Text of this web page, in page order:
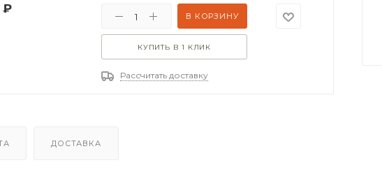
₽
В КОРЗИНУ
КУПИТЬ В 1 КЛИК
Рассчитать доставку
ДОСТАВКА